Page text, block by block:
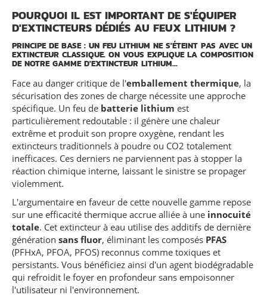
POURQUOI IL EST IMPORTANT DE S'ÉQUIPER
D'EXTINCTEURS DÉDIÉS AU FEUX LITHIUM ?
PRINCIPE DE BASE : UN FEU LITHIUM NE S'ÉTEINT PAS AVEC UN
EXTINCTEUR CLASSIQUE. ON VOUS EXPLIQUE LA COMPOSITION
DE NOTRE GAMME D'EXTINCTEUR LITHIUM...
Face au danger critique de l'emballement thermique, la
sécurisation des zones de charge nécessite une approche
spécifique. Un feu de batterie lithium est
particulièrement redoutable : il génère une chaleur
extrême et produit son propre oxygène, rendant les
extincteurs traditionnels à poudre ou CO2 totalement
inefficaces. Ces derniers ne parviennent pas à stopper la
réaction chimique interne, laissant le sinistre se propager
violemment.
L'argumentaire en faveur de cette nouvelle gamme repose
sur une efficacité thermique accrue alliée à une innocuité
totale. Cet extincteur à eau utilise des additifs de dernière
génération sans fluor, éliminant les composés PFAS
(PFHxA, PFOA, PFOS) reconnus comme toxiques et
persistants. Vous bénéficiez ainsi d'un agent biodégradable
qui refroidit le foyer en profondeur sans empoisonner
l'utilisateur ni l'environnement.